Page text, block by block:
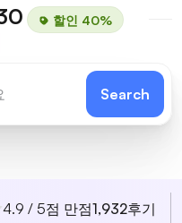
할인 40%
Search
4.9 / 5점 만점1,932후기